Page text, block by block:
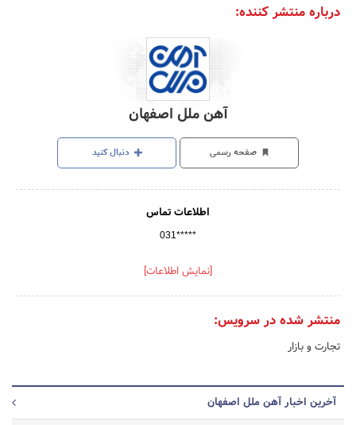
درباره منتشر کننده:
آهن ملل اصفهان
صفحه رسمی دنبال کنید
اطلاعات تماس
031*****
[نمایش اطلاعات]
منتشر شده در سرویس:
تجارت و بازار
آخرین اخبار آهن ملل اصفهان